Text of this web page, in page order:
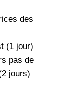
des
(1 jour)
pas de
jours)